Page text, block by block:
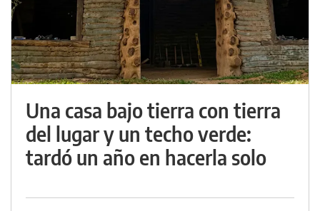
Una casa bajo tierra con tierra
del lugar y un techo verde:
tardó un año en hacerla solo